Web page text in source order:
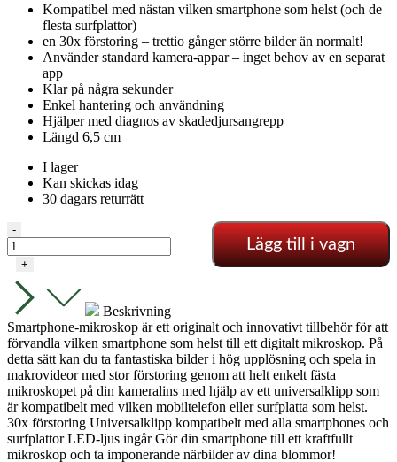
Kompatibel med nästan vilken smartphone som helst (och de
flesta surfplattor)
en 30x förstoring – trettio gånger större bilder än normalt!
Använder standard kamera-appar – inget behov av en separat
app
Klar på några sekunder
Enkel hantering och användning
Hjälper med diagnos av skadedjursangrepp
Längd 6,5 cm
I lager
Kan skickas idag
30 dagars returrätt
Mikroskop
smartphone
universal
-
+
Lägg till i vagn
Beskrivning
Smartphone-mikroskop är ett originalt och innovativt tillbehör för att
förvandla vilken smartphone som helst till ett digitalt mikroskop. På
detta sätt kan du ta fantastiska bilder i hög upplösning och spela in
makrovideor med stor förstoring genom att helt enkelt fästa
mikroskopet på din kameralins med hjälp av ett universalklipp som
är kompatibelt med vilken mobiltelefon eller surfplatta som helst.
30x förstoring Universalklipp kompatibelt med alla smartphones och
surfplattor LED-ljus ingår Gör din smartphone till ett kraftfullt
mikroskop och ta imponerande närbilder av dina blommor!